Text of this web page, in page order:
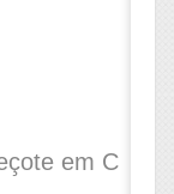
em C